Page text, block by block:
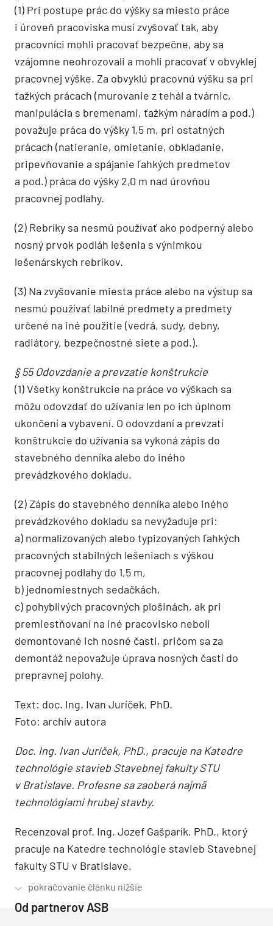
(1) Pri postupe prác do výšky sa miesto práce
i úroveň pracoviska musí zvyšovať tak, aby
pracovníci mohli pracovať bezpečne, aby sa
vzájomne neohrozovali a mohli pracovať v obvyklej
pracovnej výške. Za obvyklú pracovnú výšku sa pri
ťažkých prácach (murovanie z tehál a tvárnic,
manipulácia s bremenami, ťažkým náradím a pod.)
považuje práca do výšky 1,5 m, pri ostatných
prácach (natieranie, omietanie, obkladanie,
pripevňovanie a spájanie ľahkých predmetov
a pod.) práca do výšky 2,0 m nad úrovňou
pracovnej podlahy.
(2) Rebríky sa nesmú používať ako podperný alebo
nosný prvok podláh lešenia s výnimkou
lešenárskych rebríkov.
(3) Na zvyšovanie miesta práce alebo na výstup sa
nesmú používať labilné predmety a predmety
určené na iné použitie (vedrá, sudy, debny,
radiátory, bezpečnostné siete a pod.).
§ 55 Odovzdanie a prevzatie konštrukcie
(1) Všetky konštrukcie na práce vo výškach sa
môžu odovzdať do užívania len po ich úplnom
ukončení a vybavení. O odovzdaní a prevzatí
konštrukcie do užívania sa vykoná zápis do
stavebného denníka alebo do iného
prevádzkového dokladu.
(2) Zápis do stavebného denníka alebo iného
prevádzkového dokladu sa nevyžaduje pri:
a) normalizovaných alebo typizovaných ľahkých
pracovných stabilných lešeniach s výškou
pracovnej podlahy do 1,5 m,
b) jednomiestnych sedačkách,
c) pohyblivých pracovných plošinách, ak pri
premiestňovaní na iné pracovisko neboli
demontované ich nosné časti, pričom sa za
demontáž nepovažuje úprava nosných častí do
prepravnej polohy.
Text: doc. Ing. Ivan Juríček, PhD.
Foto: archív autora
Doc. Ing. Ivan Juríček, PhD., pracuje na Katedre
technológie stavieb Stavebnej fakulty STU
v Bratislave. Profesne sa zaoberá najmä
technológiami hrubej stavby.
Recenzoval prof. Ing. Jozef Gašparík, PhD., ktorý
pracuje na Katedre technológie stavieb Stavebnej
fakulty STU v Bratislave.
Od partnerov ASB